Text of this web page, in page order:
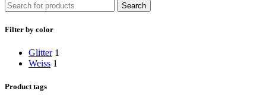
Search
Filter by color
Glitter 1
Weiss 1
Product tags